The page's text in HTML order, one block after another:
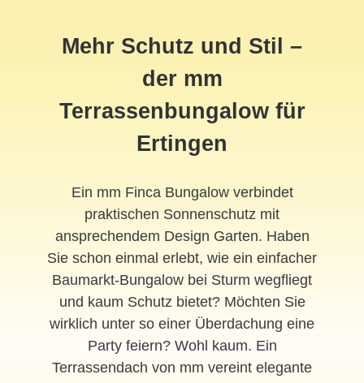
Mehr Schutz und Stil –
der mm
Terrassenbungalow für
Ertingen
Ein mm Finca Bungalow verbindet
praktischen Sonnenschutz mit
ansprechendem Design Garten. Haben
Sie schon einmal erlebt, wie ein einfacher
Baumarkt-Bungalow bei Sturm wegfliegt
und kaum Schutz bietet? Möchten Sie
wirklich unter so einer Überdachung eine
Party feiern? Wohl kaum. Ein
Terrassendach von mm vereint elegante